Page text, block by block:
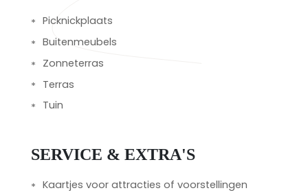
Picknickplaats
Buitenmeubels
Zonneterras
Terras
Tuin
SERVICE & EXTRA'S
Kaartjes voor attracties of voorstellingen